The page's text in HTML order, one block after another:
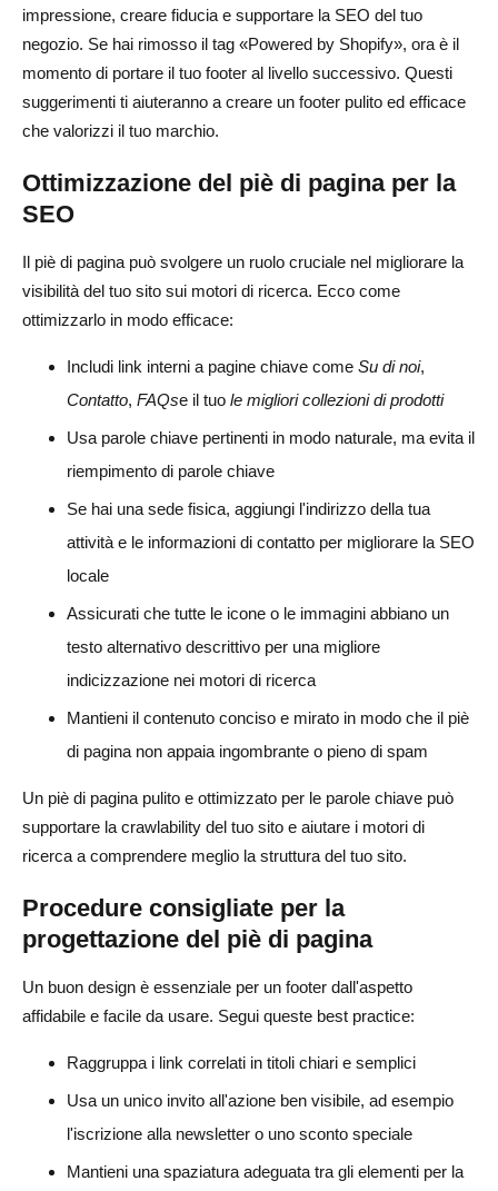
impressione, creare fiducia e supportare la SEO del tuo
negozio. Se hai rimosso il tag «Powered by Shopify», ora è il
momento di portare il tuo footer al livello successivo. Questi
suggerimenti ti aiuteranno a creare un footer pulito ed efficace
che valorizzi il tuo marchio.
Ottimizzazione del piè di pagina per la
SEO
Il piè di pagina può svolgere un ruolo cruciale nel migliorare la
visibilità del tuo sito sui motori di ricerca. Ecco come
ottimizzarlo in modo efficace:
Includi link interni a pagine chiave come Su di noi,
Contatto, FAQse il tuo le migliori collezioni di prodotti
Usa parole chiave pertinenti in modo naturale, ma evita il
riempimento di parole chiave
Se hai una sede fisica, aggiungi l'indirizzo della tua
attività e le informazioni di contatto per migliorare la SEO
locale
Assicurati che tutte le icone o le immagini abbiano un
testo alternativo descrittivo per una migliore
indicizzazione nei motori di ricerca
Mantieni il contenuto conciso e mirato in modo che il piè
di pagina non appaia ingombrante o pieno di spam
Un piè di pagina pulito e ottimizzato per le parole chiave può
supportare la crawlability del tuo sito e aiutare i motori di
ricerca a comprendere meglio la struttura del tuo sito.
Procedure consigliate per la
progettazione del piè di pagina
Un buon design è essenziale per un footer dall'aspetto
affidabile e facile da usare. Segui queste best practice:
Raggruppa i link correlati in titoli chiari e semplici
Usa un unico invito all'azione ben visibile, ad esempio
l'iscrizione alla newsletter o uno sconto speciale
Mantieni una spaziatura adeguata tra gli elementi per la